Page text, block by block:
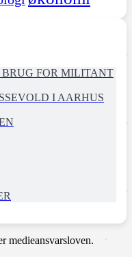
BRUG FOR MILITANT
I AARHUS
medieansvarsloven.